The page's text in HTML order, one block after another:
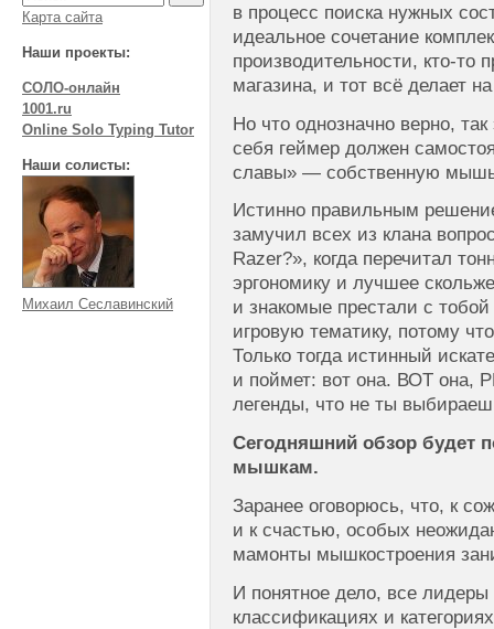
Карта сайта
Наши проекты:
СОЛО-онлайн
1001.ru
Online Solo Typing Tutor
Наши солисты:
Михаил Сеславинский
в процесс поиска нужных
идеальное сочетание
производительности, кто-то
магазина, и тот всё делает
Но что однозначно верно,
себя геймер должен
славы» — собственную
Истинно правильным
замучил всех из клана
Razer?», когда перечитал
эргономику и лучшее
и знакомые престали с
игровую тематику, потому
Только тогда истинный
и поймет: вот она. ВОТ она,
легенды, что не ты
Сегодняшний обзор будет
мышкам.
Заранее оговорюсь, что, к
и к счастью, особых
мамонты мышкостроения
И понятное дело, все
классификациях и